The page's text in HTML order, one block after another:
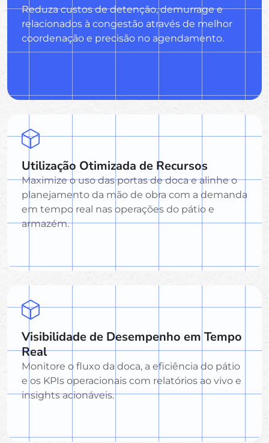
Reduza custos de detenção, demurrage e
relacionados à congestão através de melhor
coordenação e precisão no agendamento.
Utilização Otimizada de Recursos
Maximize o uso das portas de doca e alinhe o
planejamento da mão de obra com a demanda
em tempo real nas operações do pátio e
armazém.
Visibilidade de Desempenho em Tempo
Real
Monitore o fluxo da doca, a eficiência do pátio
e os KPIs operacionais com relatórios ao vivo e
insights acionáveis.